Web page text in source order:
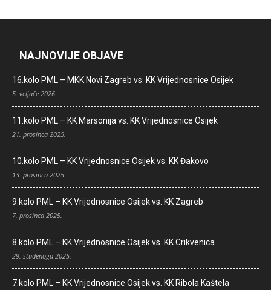
NAJNOVIJE OBJAVE
16.kolo PML – MKK Novi Zagreb vs. KK Vrijednosnice Osijek
5. veljače 2026.
11.kolo PML – KK Marsonija vs. KK Vrijednosnice Osijek
21. prosinca 2025.
10.kolo PML – KK Vrijednosnice Osijek vs. KK Đakovo
13. prosinca 2025.
9.kolo PML – KK Vrijednosnice Osijek vs. KK Zagreb
7. prosinca 2025.
8.kolo PML – KK Vrijednosnice Osijek vs. KK Crikvenica
29. studenoga 2025.
7.kolo PML – KK Vrijednosnice Osijek vs. KK Ribola Kaštela